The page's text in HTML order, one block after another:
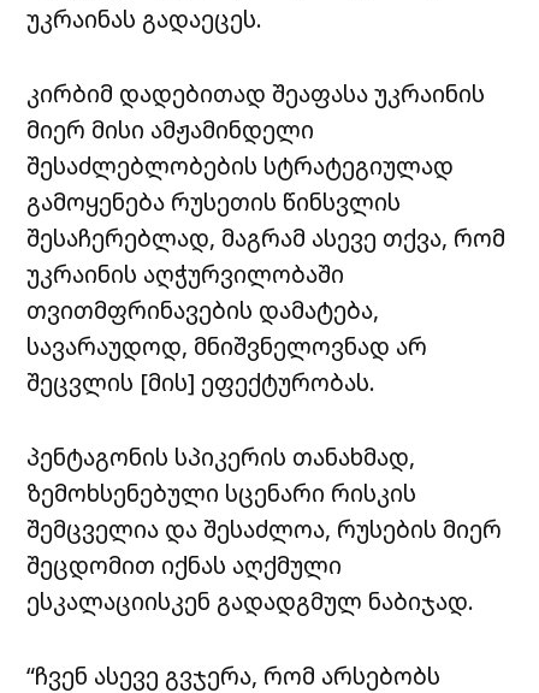
უკრაინას გადაეცეს.
კირბიმ დადებითად შეაფასა უკრაინის
მიერ მისი ამჟამინდელი
შესაძლებლობების სტრატეგიულად
გამოყენება რუსეთის წინსვლის
შესაჩერებლად, მაგრამ ასევე თქვა, რომ
უკრაინის აღჭურვილობაში
თვითმფრინავების დამატება,
სავარაუდოდ, მნიშვნელოვნად არ
შეცვლის [მის] ეფექტურობას.
პენტაგონის სპიკერის თანახმად,
ზემოხსენებული სცენარი რისკის
შემცველია და შესაძლოა, რუსების მიერ
შეცდომით იქნას აღქმული
ესკალაციისკენ გადადგმულ ნაბიჯად.
“ჩვენ ასევე გვჯერა, რომ არსებობს